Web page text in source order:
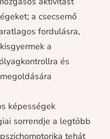
a csecsemő
fordulásra,
a
és
képességek
sorrendje a legtöbb
tehát